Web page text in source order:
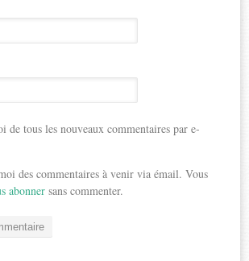
de tous les nouveaux commentaires par e-
des commentaires à venir via émail. Vous
abonner sans commenter.